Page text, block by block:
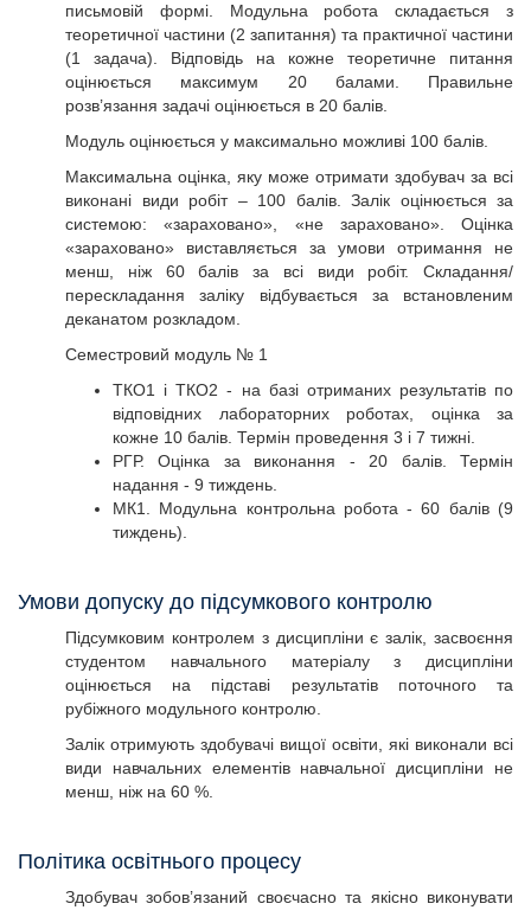
письмовій формі. Модульна робота складається з
теоретичної частини (2 запитання) та практичної частини
(1 задача). Відповідь на кожне теоретичне питання
оцінюється максимум 20 балами. Правильне
розв’язання задачі оцінюється в 20 балів.
Модуль оцінюється у максимально можливі 100 балів.
Максимальна оцінка, яку може отримати здобувач за всі
виконані види робіт – 100 балів. Залік оцінюється за
системою: «зараховано», «не зараховано». Оцінка
«зараховано» виставляється за умови отримання не
менш, ніж 60 балів за всі види робіт. Складання/
перескладання заліку відбувається за встановленим
деканатом розкладом.
Семестровий модуль № 1
ТКО1 і ТКО2 - на базі отриманих результатів по
відповідних лабораторних роботах, оцінка за
кожне 10 балів. Термін проведення 3 і 7 тижні.
РГР. Оцінка за виконання - 20 балів. Термін
надання - 9 тиждень.
МК1. Модульна контрольна робота - 60 балів (9
тиждень).
Умови допуску до підсумкового контролю
Підсумковим контролем з дисципліни є залік, засвоєння
студентом навчального матеріалу з дисципліни
оцінюється на підставі результатів поточного та
рубіжного модульного контролю.
Залік отримують здобувачі вищої освіти, які виконали всі
види навчальних елементів навчальної дисципліни не
менш, ніж на 60 %.
Політика освітнього процесу
Здобувач зобов’язаний своєчасно та якісно виконувати